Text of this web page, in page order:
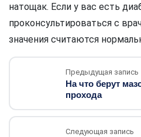
натощак. Если у вас есть
проконсультироваться с
значения считаются
Предыдущая запись
На что берут
прохода
Следующая запись